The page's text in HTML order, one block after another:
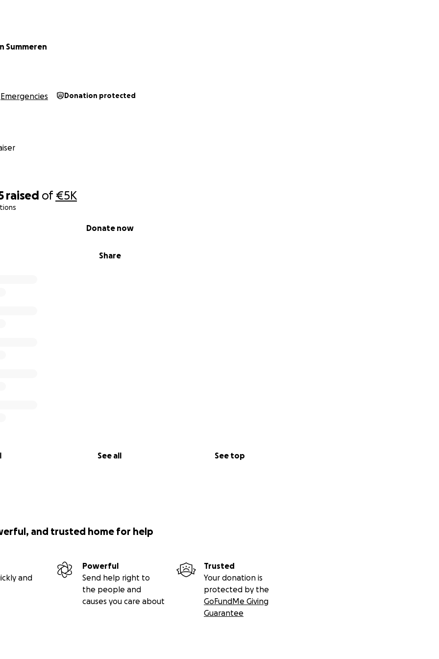
raised of€5K
Share
Donate now
See all See top
Summeren
Emergencies Donation protected
and trusted home for help
and
Powerful
Send help right to
the people and
causes you care about
Trusted
Your donation is
protected by the
GoFundMe Giving
Guarantee